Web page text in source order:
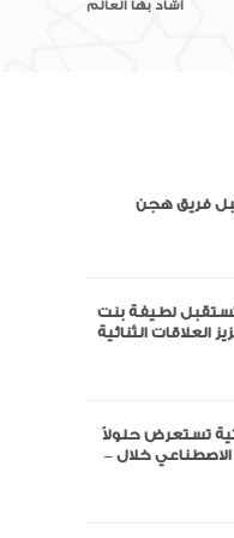
أشاد بها العالم
فريق هجن
لطيفة بنت
تستعرض حلولاً
خلال –